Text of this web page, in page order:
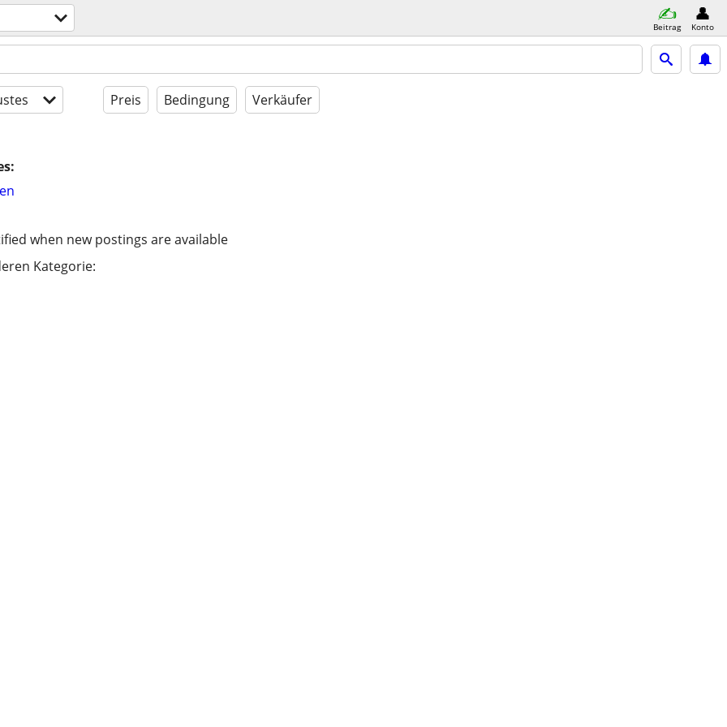
Beitrag Konto
Preis Bedingung Verkäufer
when new postings are available
Kategorie: